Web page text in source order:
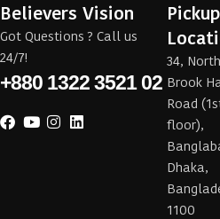
Believers Vision
Got Questions ? Call us
24/7!
+880 1322 3521 02
Pickup
34, North
Brook
Road
floor),
Dhaka,
1100